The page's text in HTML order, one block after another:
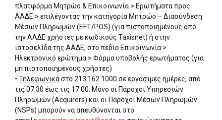
πλατφόρμα Μητρώο & Επικοινωνία > Ερωτήματα προς
ΑΑΔΕ > επιλέγοντας την κατηγορία Μητρώο – Διασύνδεση
Μέσων Πληρωμών (EFT/POS) (για πιστοποιημένους από
την ΑΑΔΕ χρήστες με κωδικούς Taxisnet) ή στην
ιστοσελίδα της ΑΑΔΕ, στο πεδίο Επικοινωνία >
Ηλεκτρονικό ερώτημα > Φόρμα υποβολής ερωτήματος (για
μη πιστοποιημένους χρήστες)
• Τηλεφωνικάστο 213 162 1000 σε εργάσιμες ημέρες, από
τις 07:30 έως τις 17:00. Μόνο οι Πάροχοι Υπηρεσιών
Πληρωμών (Acquirers) και οι Παρόχοι Μέσων Πληρωμών
(NSPs) μπορούν να απευθύνονται στο